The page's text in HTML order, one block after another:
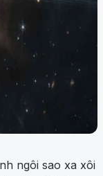
ngôi sao xa xôi